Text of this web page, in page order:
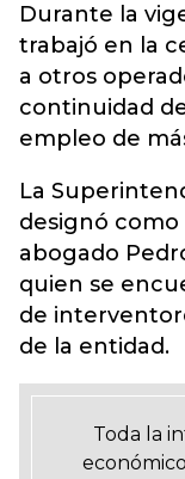
Durante la
trabajó en la
a otros
continuidad
empleo de
La
designó como
abogado
quien se
de
de la entidad.
Toda la